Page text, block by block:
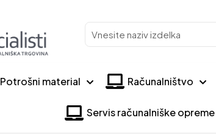
Vnesite
naziv
Potrošni material Računalništvo
Servis računalniške opreme